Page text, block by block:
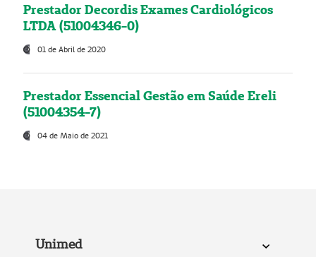
Prestador Decordis Exames Cardiológicos
LTDA (51004346-0)
01 de Abril de 2020
Prestador Essencial Gestão em Saúde Ereli
(51004354-7)
04 de Maio de 2021
Unimed